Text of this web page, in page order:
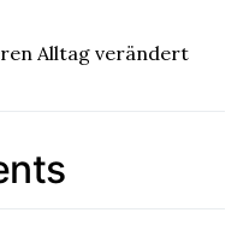
Alltag verändert